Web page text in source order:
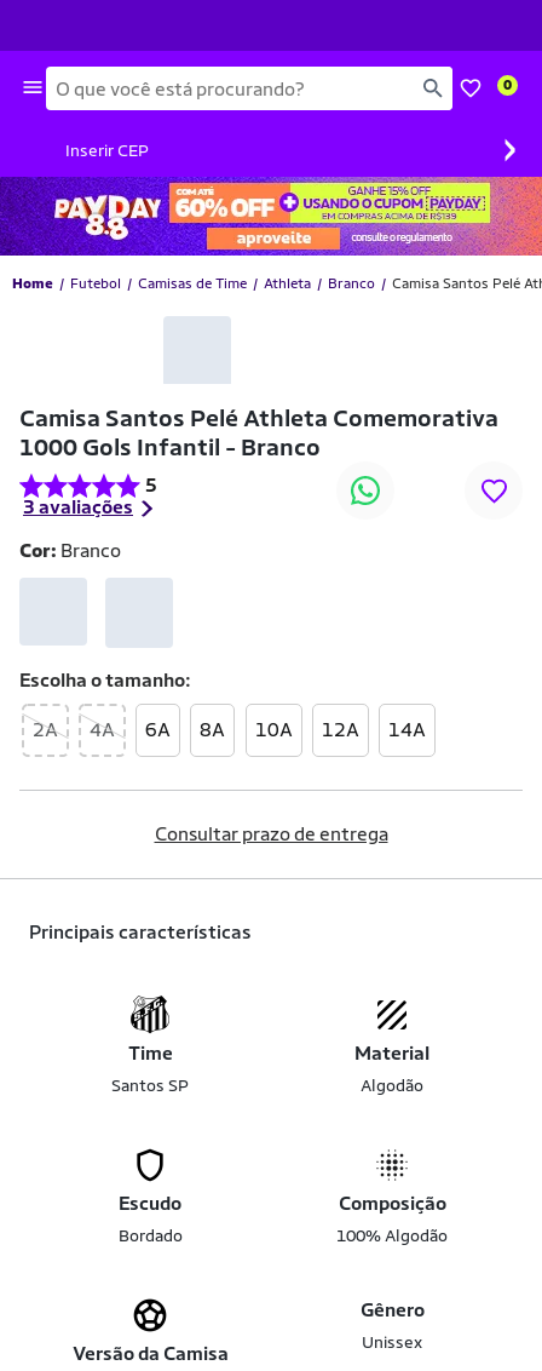
Busca 0
Inserir CEP ›
Home Futebol Camisas de Time Athleta Branco Camisa Santos Pelé
Camisa Santos Pelé Athleta Comemorativa
1000 Gols Infantil - Branco
5
3 avaliações
-24% OFF
Cor: Branco
Escolha otamanho
2A 4A 6A 8A 10A 12A 14A
Consultar prazo de entrega
Principais características
Time
Santos SP
Material
Algodão
Escudo
Bordado
Composição
100% Algodão
Versão da Camisa
Gênero
Unissex